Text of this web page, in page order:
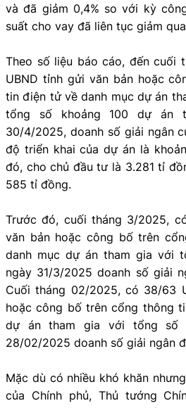
và đã giảm 0,4% so với kỳ
suất cho vay đã liên tục giảm
Theo số liệu báo cáo, đến cuối
UBND tỉnh gửi văn bản hoặc
tin điện tử về danh mục dự án
tổng số khoảng 100 dự án
30/4/2025, doanh số giải ngân
độ triển khai của dự án là
đó, cho chủ đầu tư là 3.281 tỉ
585 tỉ đồng.
Trước đó, cuối tháng 3/2025,
văn bản hoặc công bố trên
danh mục dự án tham gia với
ngày 31/3/2025 doanh số giải
Cuối tháng 02/2025, có 38/63
hoặc công bố trên cổng thông
dự án tham gia với tổng số
28/02/2025 doanh số giải ngân
Mặc dù có nhiều khó khăn
của Chính phủ, Thủ tướng